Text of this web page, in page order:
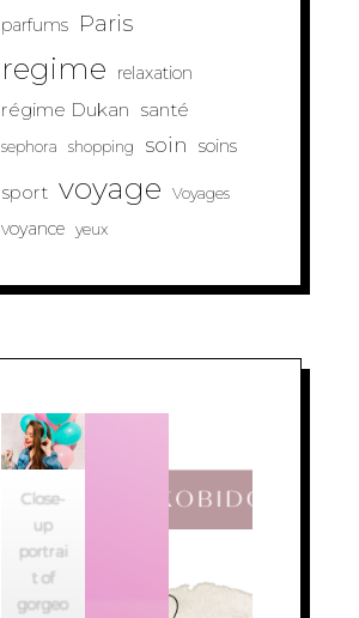
parfums Paris
regime relaxation
régime Dukan santé
sephora shopping soin soins
sport voyage Voyages
voyance yeux
Close-
up
portrai
t of
gorgeo